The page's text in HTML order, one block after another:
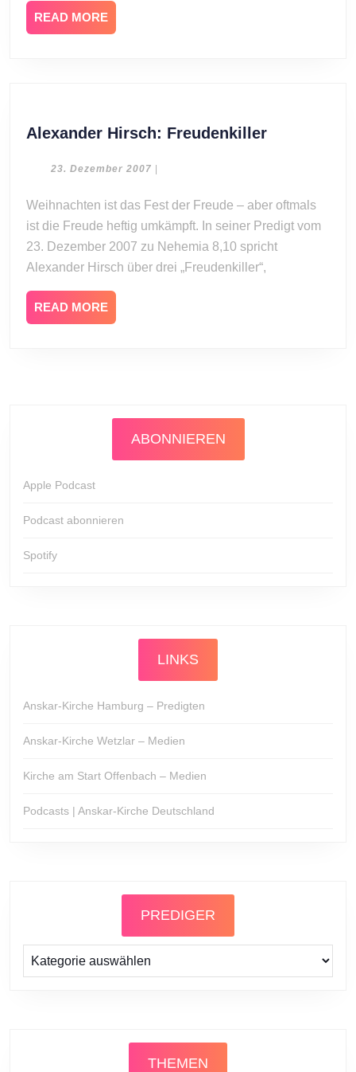
READ MORE
MORE
Alexander Hirsch: FreudenkillerAlexander
23. Dezember 2007 23.
|
Weihnachten ist das Fest der Freude – aber oftmals
ist die Freude heftig umkämpft. In seiner Predigt vom
23. Dezember 2007 zu Nehemia 8,10 spricht
Alexander Hirsch über drei „Freudenkiller“,
READ MORE
MORE
ABONNIEREN
Apple Podcast
Podcast abonnieren
Spotify
LINKS
Anskar-Kirche Hamburg – Predigten
Anskar-Kirche Wetzlar – Medien
Kirche am Start Offenbach – Medien
Podcasts | Anskar-Kirche Deutschland
PREDIGER
Prediger
THEMEN